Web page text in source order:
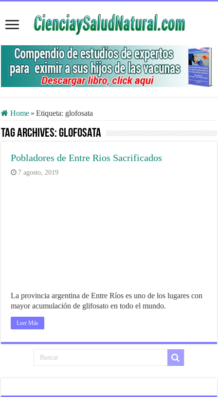
Home » Etiqueta: glofosata
Tag Archives:glofosata
Pobladores de Entre Rios Sacrificados
7 agosto, 2019
La provincia argentina de Entre Ríos es uno de los lugares con
mayor acumulación de glifosato en todo el mundo.
Leer Más